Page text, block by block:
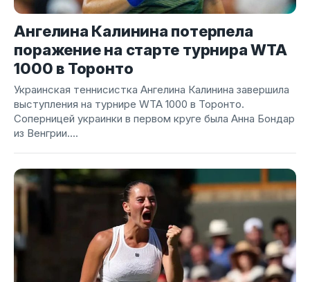
Ангелина Калинина потерпела
поражение на старте турнира WTA
1000 в Торонто
Украинская теннисистка Ангелина Калинина завершила
выступления на турнире WTA 1000 в Торонто.
Соперницей украинки в первом круге была Анна Бондар
из Венгрии....